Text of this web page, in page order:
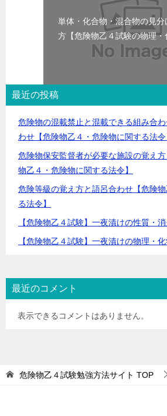
単体・化合物・混合物の見分
方【危険物乙４試験の物理・
最近の投稿
危険物の混載禁止と混載できる組み合
わせ【危険物乙４・危険物に関する法令
危険物保安監督者が必要な施設の覚え
物乙４・危険物に関する法令】
危険等級の覚え方と語呂合わせ【危険
る法令】
【危険物乙４試験】一夜漬けの性質・消
【危険物乙４試験】一夜漬けの物理・
最近のコメント
表示できるコメントはありません。
危険物乙４試験勉強方法サイト TOP